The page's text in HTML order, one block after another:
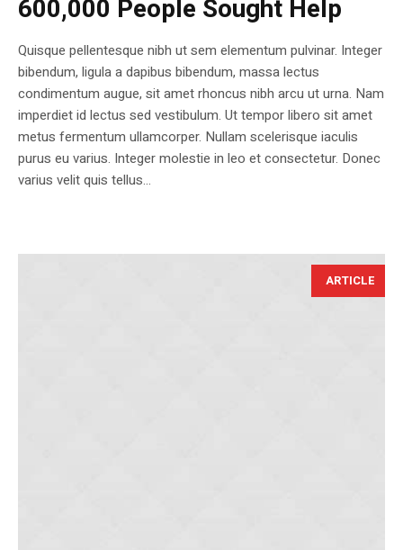
600,000 People Sought Help
Quisque pellentesque nibh ut sem elementum pulvinar. Integer
bibendum, ligula a dapibus bibendum, massa lectus
condimentum augue, sit amet rhoncus nibh arcu ut urna. Nam
imperdiet id lectus sed vestibulum. Ut tempor libero sit amet
metus fermentum ullamcorper. Nullam scelerisque iaculis
purus eu varius. Integer molestie in leo et consectetur. Donec
varius velit quis tellus...
ARTICLE